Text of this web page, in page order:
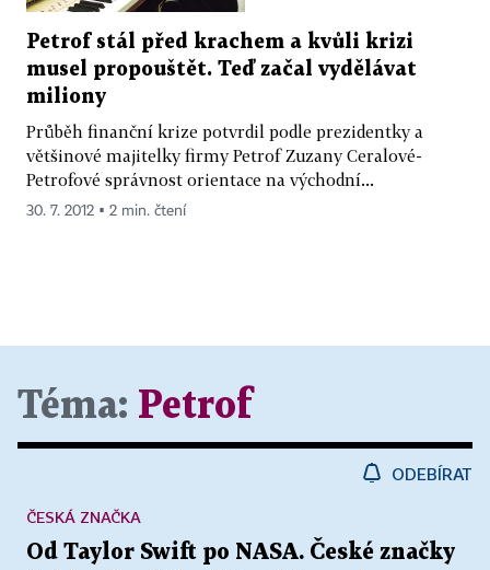
Petrof stál před krachem a kvůli krizi
musel propouštět. Teď začal vydělávat
miliony
Průběh finanční krize potvrdil podle prezidentky a
většinové majitelky firmy Petrof Zuzany Ceralové-
Petrofové správnost orientace na východní...
30. 7. 2012 ▪ 2 min. čtení
Téma: Petrof
ODEBÍRAT
Od Taylor Swift po NASA. České značky
ČESKÁ ZNAČKA